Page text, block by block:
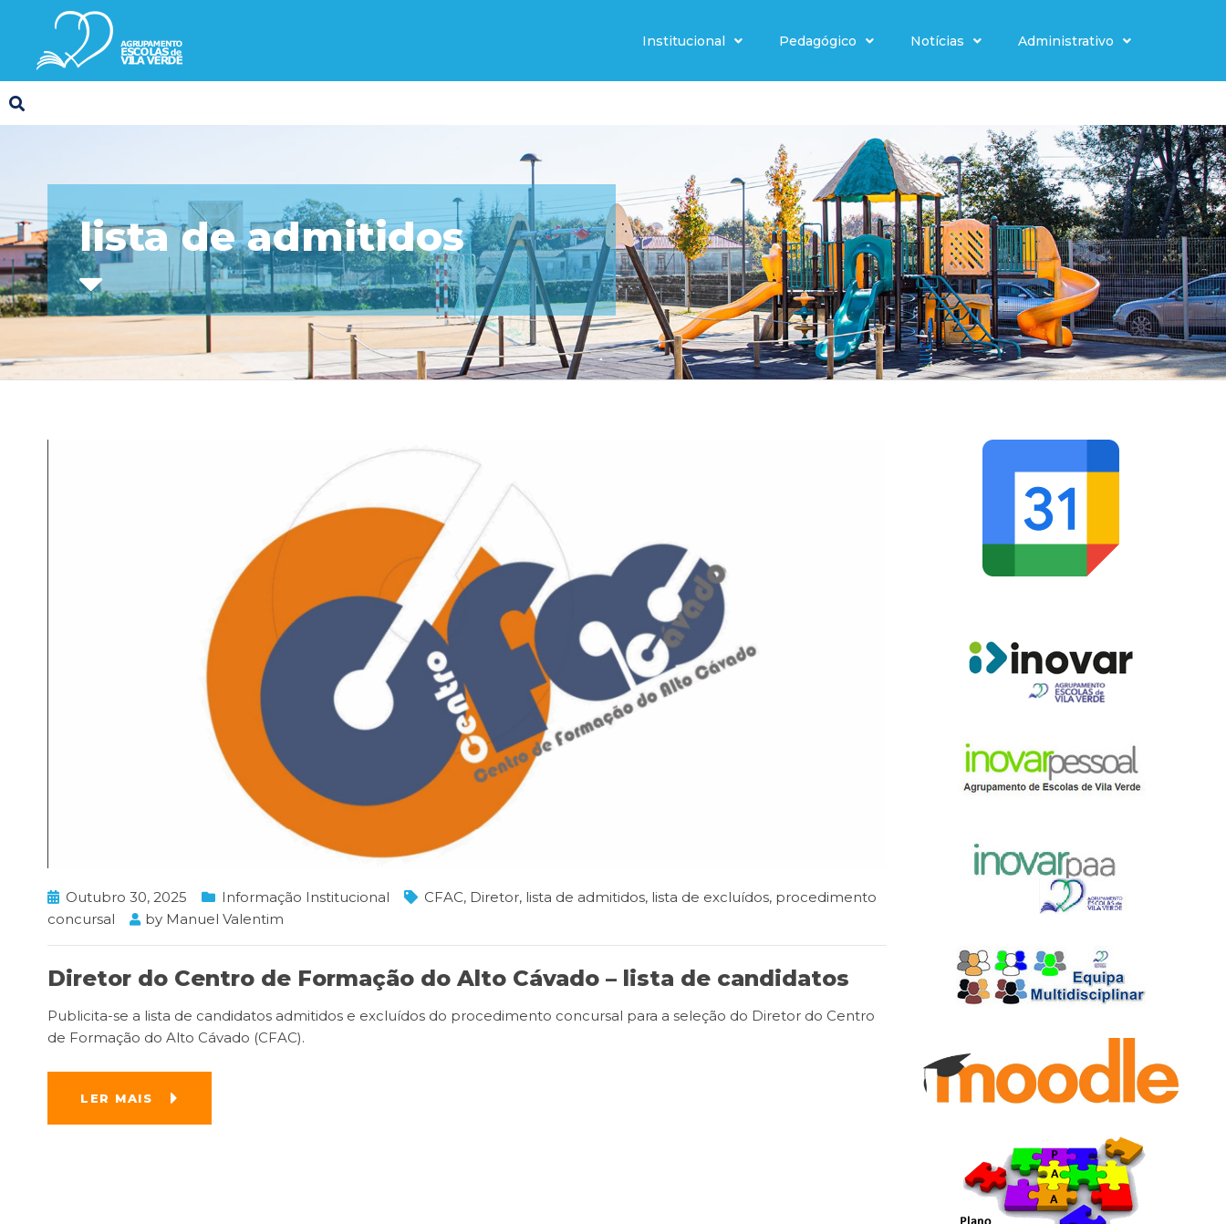
Institucional Pedagógico Notícias Administrativo
lista de admitidos
Outubro 30, 2025 Informação Institucional CFAC, Diretor, lista de admitidos, lista de excluídos, procedimento
concursal
by Manuel Valentim
Diretor do Centro de Formação do Alto Cávado – lista de candidatos
Publicita-se a lista de candidatos admitidos e excluídos do procedimento concursal para a seleção do Diretor do Centro
de Formação do Alto Cávado (CFAC).
LER MAIS